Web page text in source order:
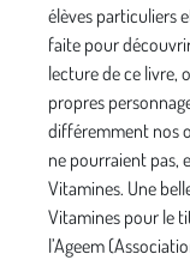
élèves particuliers
faite pour
lecture de ce livre,
propres
différemment nos
ne pourraient pas,
Vitamines. Une
Vitamines pour le
l’Ageem